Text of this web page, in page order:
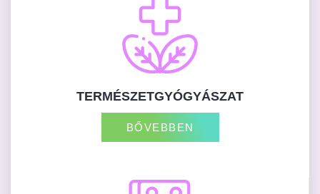
TERMÉSZETGYÓGYÁSZAT
BŐVEBBEN